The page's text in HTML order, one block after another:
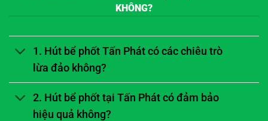
KHÔNG?
1. Hút bể phốt Tấn Phát có các chiêu trò
lừa đảo không?
2. Hút bể phốt tại Tấn Phát có đảm bảo
hiệu quả không?